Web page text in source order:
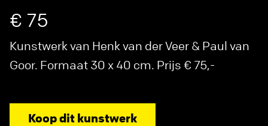
€ 75
Kunstwerk van Henk van der Veer & Paul van
Goor. Formaat 30 x 40 cm. Prijs € 75,-
Koop dit kunstwerk